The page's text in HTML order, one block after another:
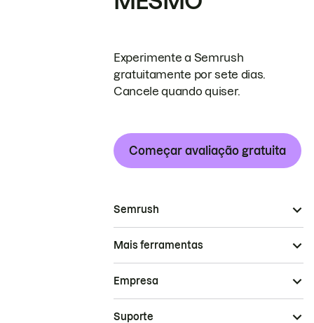
Experimente a Semrush
gratuitamente por sete dias.
Cancele quando quiser.
Começar avaliação gratuita
Semrush
Mais ferramentas
Empresa
Suporte